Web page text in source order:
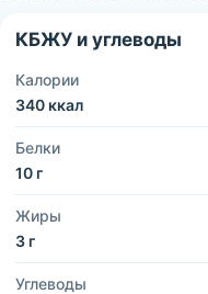
КБЖУ и углеводы
Калории
340 ккал
Белки
10 г
Жиры
3 г
Углеводы